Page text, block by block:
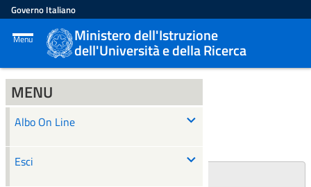
Governo Italiano
Menu Ministero dell'Istruzione
dell'Università e della Ricerca
MENU
Albo On Line
Esci
ALBO ON LINE
Ricerca